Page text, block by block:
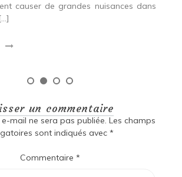
causer de grandes nuisances dans
un commentaire
mail ne sera pas publiée. Les champs
sont indiqués avec *
Commentaire *